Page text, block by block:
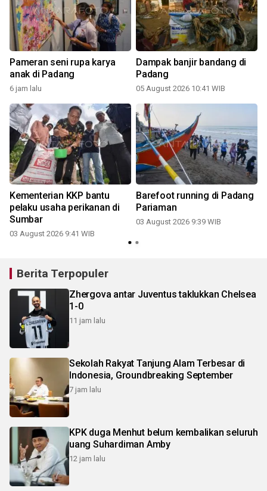
Pameran seni rupa karya
anak di Padang
6 jam lalu
Dampak banjir bandang di
Padang
05 August 2026 10:41 WIB
Kementerian KKP bantu
pelaku usaha perikanan di
Sumbar
03 August 2026 9:41 WIB
Barefoot running di Padang
Pariaman
03 August 2026 9:39 WIB
Berita Terpopuler
Zhergova antar Juventus taklukkan Chelsea
1-0
11 jam lalu
Sekolah Rakyat Tanjung Alam Terbesar di
Indonesia, Groundbreaking September
7 jam lalu
KPK duga Menhut belum kembalikan seluruh
uang Suhardiman Amby
12 jam lalu